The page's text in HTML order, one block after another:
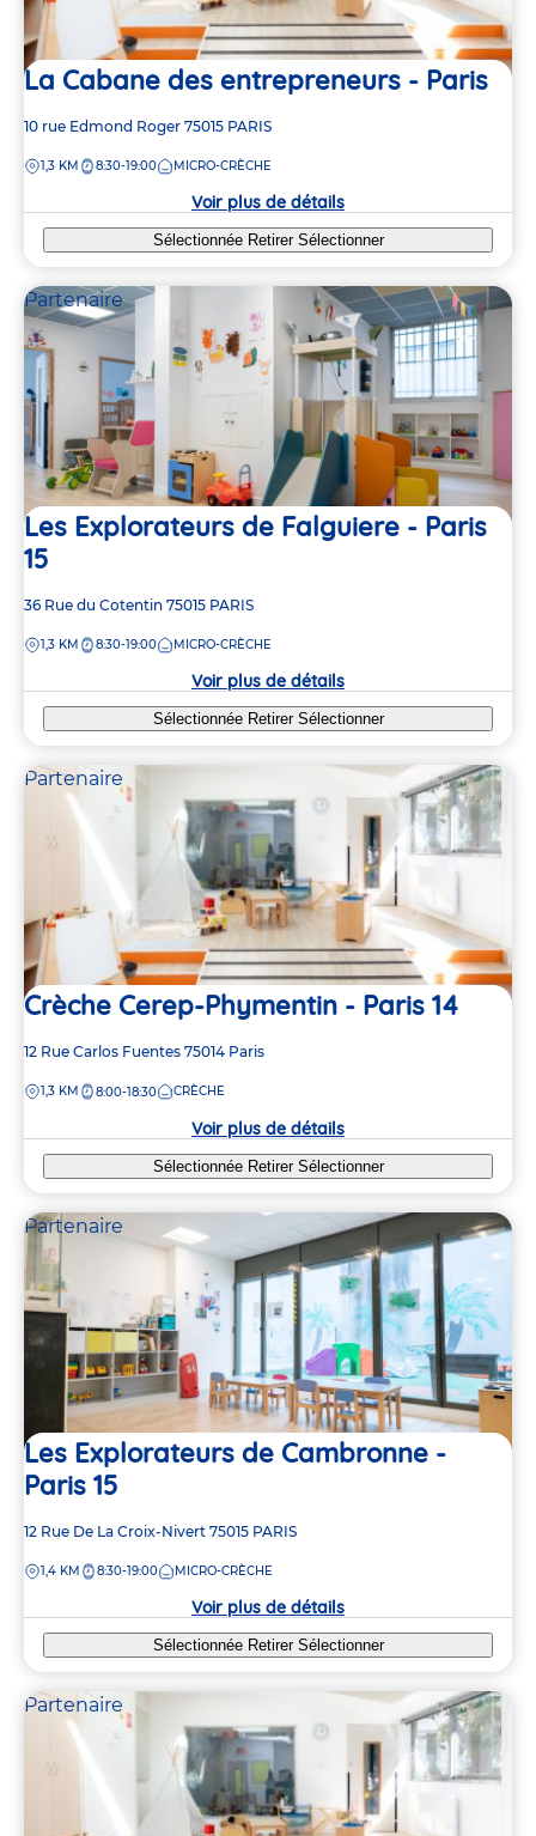
La Cabane des entrepreneurs - Paris
Adresse
la
10 rue Edmond Roger 75015 PARIS
DISTANCE
1,3 KM 8:30-19:00 MICRO-CRÈCHE
Voir plus de détails
Sélectionnée Retirer Sélectionner
Partenaire
Les Explorateurs de Falguiere - Paris
15
Adresse
la
36 Rue du Cotentin 75015 PARIS
DISTANCE
1,3 KM 8:30-19:00 MICRO-CRÈCHE
Voir plus de détails
Sélectionnée Retirer Sélectionner
Partenaire
Crèche Cerep-Phymentin - Paris 14
Adresse
la
12 Rue Carlos Fuentes 75014 Paris
DISTANCE
1,3 KM 8:00-18:30 CRÈCHE
Voir plus de détails
Sélectionnée Retirer Sélectionner
Partenaire
Les Explorateurs de Cambronne -
Paris 15
Adresse
la
12 Rue De La Croix-Nivert 75015 PARIS
DISTANCE
1,4 KM 8:30-19:00 MICRO-CRÈCHE
Voir plus de détails
Sélectionnée Retirer Sélectionner
Partenaire
18 6
2
18 10
4